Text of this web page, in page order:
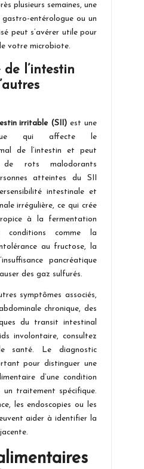
plusieurs semaines, une
entérologue ou un
peut s’avérer utile pour
votre microbiote.
de l’intestin
irritable (SII) est une
qui affecte le
de l’intestin et peut
de rots malodorants
atteintes du SII
intestinale et
irrégulière, ce qui crée
à la fermentation
conditions comme la
au fructose, la
pancréatique
des gaz sulfurés.
symptômes associés,
chronique, des
du transit intestinal
involontaire, consultez
santé. Le diagnostic
pour distinguer une
d’une condition
un traitement spécifique.
les endoscopies ou les
aider à identifier la